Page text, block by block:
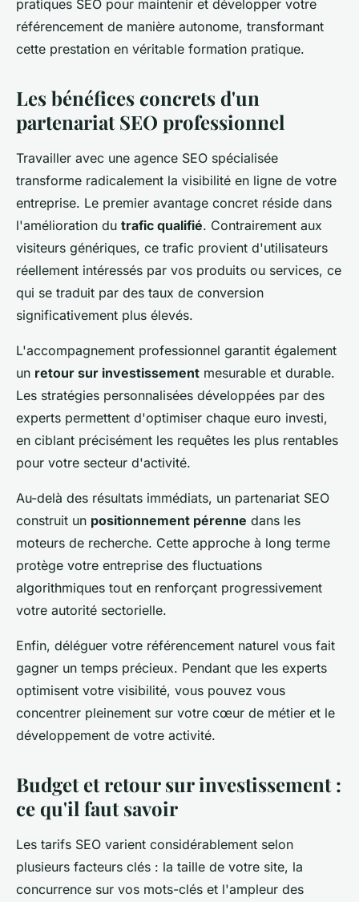
pratiques SEO pour maintenir et développer votre
référencement de manière autonome, transformant
cette prestation en véritable formation pratique.
Les bénéfices concrets d'un
partenariat SEO professionnel
Travailler avec une agence SEO spécialisée
transforme radicalement la visibilité en ligne de votre
entreprise. Le premier avantage concret réside dans
l'amélioration du trafic qualifié. Contrairement aux
visiteurs génériques, ce trafic provient d'utilisateurs
réellement intéressés par vos produits ou services, ce
qui se traduit par des taux de conversion
significativement plus élevés.
L'accompagnement professionnel garantit également
un retour sur investissement mesurable et durable.
Les stratégies personnalisées développées par des
experts permettent d'optimiser chaque euro investi,
en ciblant précisément les requêtes les plus rentables
pour votre secteur d'activité.
Au-delà des résultats immédiats, un partenariat SEO
construit un positionnement pérenne dans les
moteurs de recherche. Cette approche à long terme
protège votre entreprise des fluctuations
algorithmiques tout en renforçant progressivement
votre autorité sectorielle.
Enfin, déléguer votre référencement naturel vous fait
gagner un temps précieux. Pendant que les experts
optimisent votre visibilité, vous pouvez vous
concentrer pleinement sur votre cœur de métier et le
développement de votre activité.
Budget et retour sur investissement :
ce qu'il faut savoir
Les tarifs SEO varient considérablement selon
plusieurs facteurs clés : la taille de votre site, la
concurrence sur vos mots-clés et l'ampleur des